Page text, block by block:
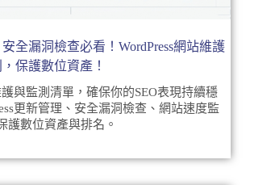
全漏洞檢查必看！WordPress網站維護
保護數位資產！
護與監測清單，確保你的SEO表現持續穩
更新管理、安全漏洞檢查、網站速度監
護數位資產與排名。